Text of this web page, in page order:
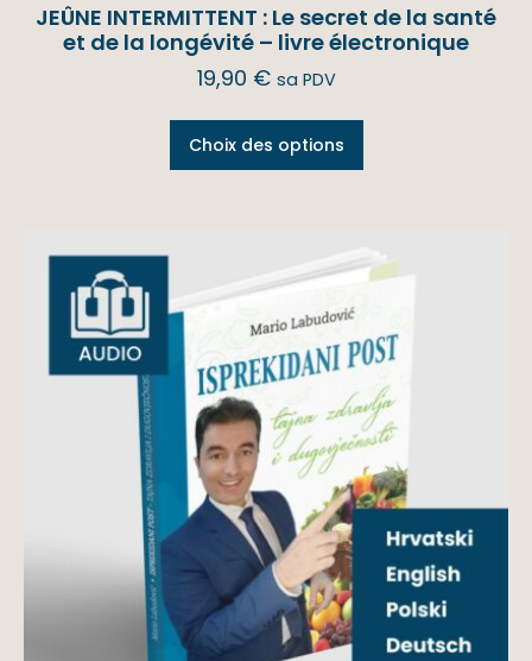
JEÛNE INTERMITTENT : Le secret de la santé
et de la longévité – livre électronique
19,90 € sa PDV
Choix des options